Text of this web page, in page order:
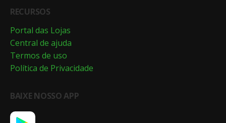
RECURSOS
Portal das Lojas
Central de ajuda
Termos de uso
Política de Privacidade
BAIXE NOSSO APP